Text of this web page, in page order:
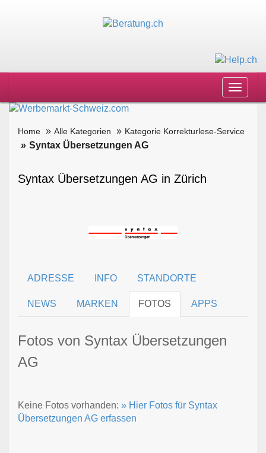
Toggle
Home Alle Kategorien Kategorie Korrekturlese-Service
Syntax Übersetzungen AG
Syntax Übersetzungen AG in Zürich
ADRESSE INFO STANDORTE
NEWS MARKEN FOTOS APPS
Fotos von Syntax Übersetzungen
AG
Keine Fotos vorhanden: » Hier Fotos für Syntax
Übersetzungen AG erfassen